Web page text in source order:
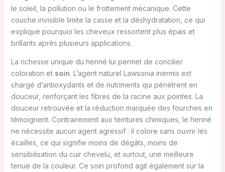
le soleil, la pollution ou le frottement mécanique. Cette
couche invisible limite la casse et la déshydratation, ce qui
explique pourquoi les cheveux ressortent plus épais et
brillants après plusieurs applications.
La richesse unique du henné lui permet de concilier
coloration et soin. L’agent naturel Lawsonia inermis est
chargé d’antioxydants et de nutriments qui pénétrent en
douceur, renforçant les fibres de la racine aux pointes. La
douceur retrouvée et la réduction marquée des fourches en
témoignent. Contrairement aux teintures chimiques, le henné
ne nécessite aucun agent agressif : il colore sans ouvrir les
écailles, ce qui signifie moins de dégâts, moins de
sensibilisation du cuir chevelu, et surtout, une meilleure
tenue de la couleur. Ce soin profond agit également sur la